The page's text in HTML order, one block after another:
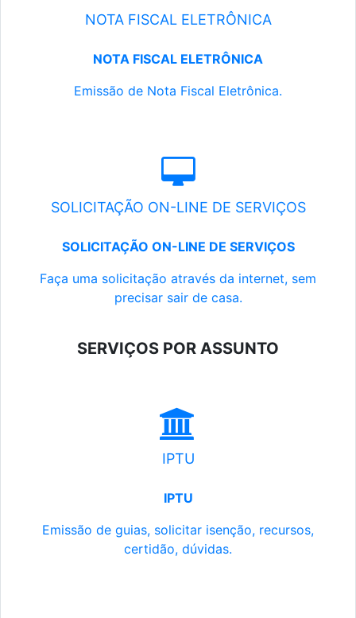
NOTA FISCAL ELETRÔNICA
NOTA FISCAL ELETRÔNICA
Emissão de Nota Fiscal Eletrônica.
SOLICITAÇÃO ON-LINE DE SERVIÇOS
SOLICITAÇÃO ON-LINE DE SERVIÇOS
Faça uma solicitação através da internet, sem
precisar sair de casa.
SERVIÇOS POR ASSUNTO
IPTU
IPTU
Emissão de guias, solicitar isenção, recursos,
certidão, dúvidas.